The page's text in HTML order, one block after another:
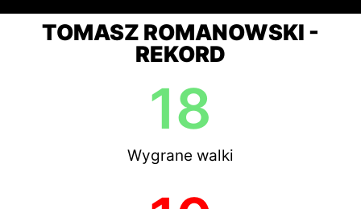
TOMASZ ROMANOWSKI -
REKORD
Wygrane walki
18